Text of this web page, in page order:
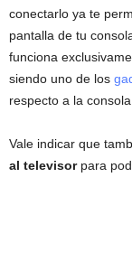
conectarlo ya te
pantalla de tu
funciona
siendo uno de los
respecto a la
Vale indicar que
al televisorpara